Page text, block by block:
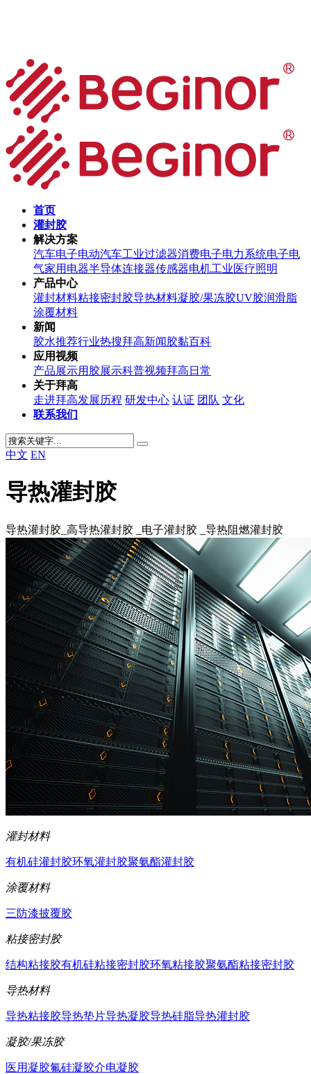
首页
灌封胶
解决方案
汽车电子电动汽车工业过滤器消费电子电力系统电子电
气家用电器半导体连接器传感器电机工业医疗照明
产品中心
灌封材料粘接密封胶导热材料凝胶/果冻胶UV胶润滑脂
涂覆材料
新闻
胶水推荐行业热搜拜高新闻胶黏百科
应用视频
产品展示用胶展示科普视频拜高日常
关于拜高
走进拜高发展历程 研发中心 认证 团队 文化
联系我们
中文 EN
导热灌封胶
导热灌封胶_高导热灌封胶 _电子灌封胶 _导热阻燃灌封胶
灌封材料
有机硅灌封胶环氧灌封胶聚氨酯灌封胶
涂覆材料
三防漆披覆胶
粘接密封胶
结构粘接胶有机硅粘接密封胶环氧粘接胶聚氨酯粘接密封胶
导热材料
导热粘接胶导热垫片导热凝胶导热硅脂导热灌封胶
凝胶/果冻胶
医用凝胶氟硅凝胶介电凝胶